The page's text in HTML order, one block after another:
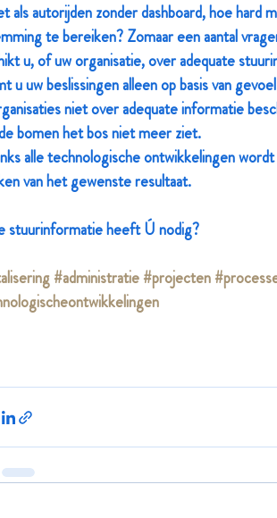
als autorijden zonder dashboard, hoe
te bereiken? Zomaar een aantal
u, of uw organisatie, over adequate
u uw beslissingen alleen op basis van
niet over adequate informatie
bomen het bos niet meer ziet.
alle technologische ontwikkelingen
van het gewenste resultaat.
stuurinformatie heeft Ú nodig?
#administratie#projecten